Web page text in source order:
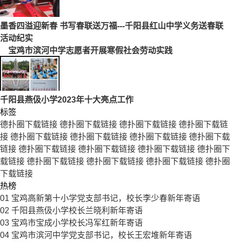
墨香四溢迎新春 书写春联送万福---千阳县红山中学义务送春联
活动纪实
宝鸡市滨河中学志愿者开展寒假社会劳动实践
千阳县燕伋小学2023年十大亮点工作
标签
德扑圈下载链接 德扑圈下载链接 德扑圈下载链接 德扑圈下载链
接 德扑圈下载链接 德扑圈下载链接 德扑圈下载链接 德扑圈下载
链接 德扑圈下载链接 德扑圈下载链接 德扑圈下载链接 德扑圈下
载链接 德扑圈下载链接 德扑圈下载链接 德扑圈下载链接 德扑圈
下载链接
热榜
01 宝鸡高新第十小学党支部书记，校长李少春新年寄语
02 千阳县燕伋小学校长兰晓利新年寄语
03 宝鸡市宝成小学校长冯军红新年寄语
04 宝鸡市滨河中学党支部书记，校长王宏堆新年寄语